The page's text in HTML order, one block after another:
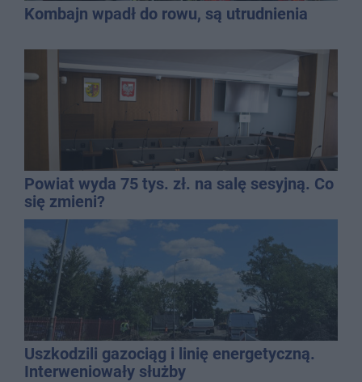
Kombajn wpadł do rowu, są utrudnienia
Powiat wyda 75 tys. zł. na salę sesyjną. Co
się zmieni?
Uszkodzili gazociąg i linię energetyczną.
Interweniowały służby